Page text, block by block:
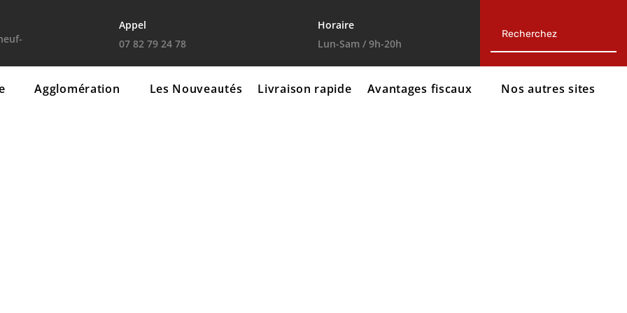
Appel
07 82 79 24 78
Horaire
Lun-Sam / 9h-20h
Agglomération Les Nouveautés Livraison rapide Avantages fiscaux Nos autres sites
Les commodités
Les investissements
  